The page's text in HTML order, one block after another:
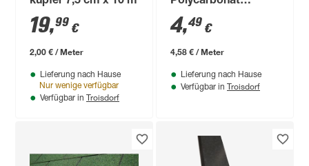
19,99 €
2,00 € / Meter
Lieferung nach Hause
Nur wenige verfügbar
Verfügbar in Troisdorf
transparent, 980 x 6
mm
4,49 €
4,58 € / Meter
Lieferung nach Hause
Verfügbar in Troisdorf